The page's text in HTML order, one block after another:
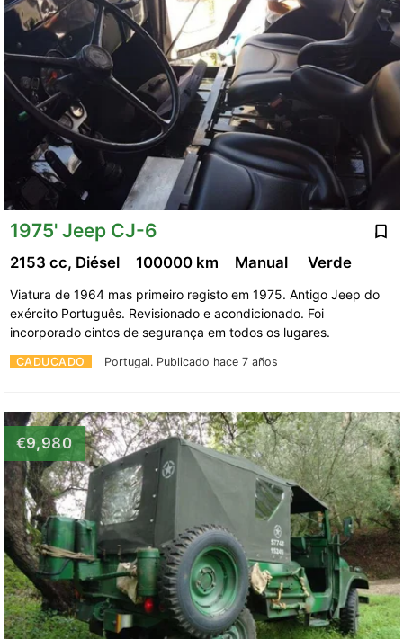
1975' Jeep CJ-6
CADUCADO Portugal. Publicado hace 7 años
2153 cc, Diésel 100000 km Manual Verde
Viatura de 1964 mas primeiro registo em 1975. Antigo Jeep do
exército Português. Revisionado e acondicionado. Foi
incorporado cintos de segurança em todos os lugares.
€9,980